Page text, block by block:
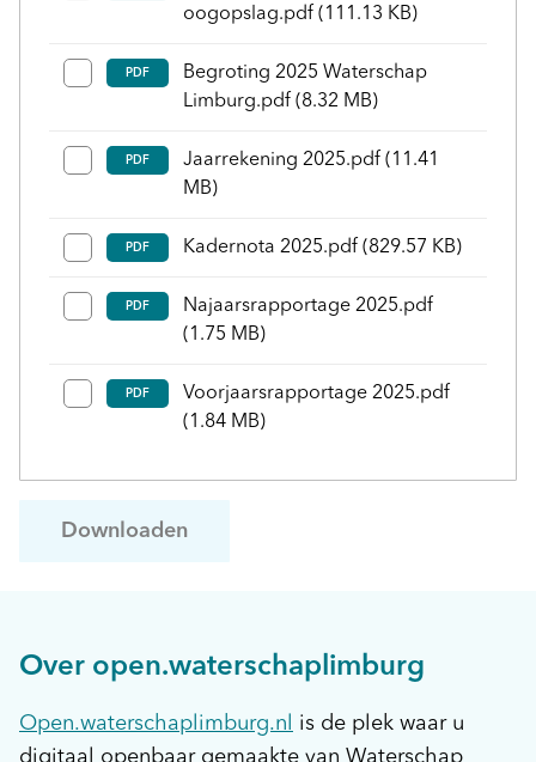
oogopslag.pdf (111.13 KB)
PDF
Begroting 2025 Waterschap
Limburg.pdf (8.32 MB)
PDF Jaarrekening 2025.pdf (11.41
MB)
PDF Kadernota 2025.pdf (829.57 KB)
PDF
Najaarsrapportage 2025.pdf
(1.75 MB)
PDF
Voorjaarsrapportage 2025.pdf
(1.84 MB)
Downloaden
Over open.waterschaplimburg
Open.waterschaplimburg.nl
is de plek waar u
digitaal openbaar gemaakte van Waterschap